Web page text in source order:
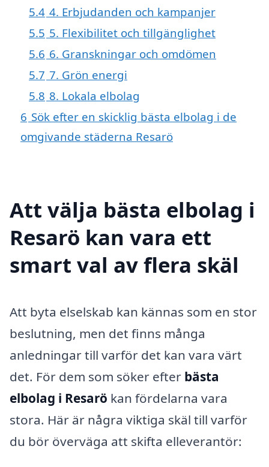
5.4 4. Erbjudanden och kampanjer
5.5 5. Flexibilitet och tillgänglighet
5.6 6. Granskningar och omdömen
5.7 7. Grön energi
5.8 8. Lokala elbolag
6 Sök efter en skicklig bästa elbolag i de
omgivande städerna Resarö
Att välja bästa elbolag i
Resarö kan vara ett
smart val av flera skäl
Att byta elselskab kan kännas som en stor
beslutning, men det finns många
anledningar till varför det kan vara värt
det. För dem som söker efter bästa
elbolag i Resarö kan fördelarna vara
stora. Här är några viktiga skäl till varför
du bör överväga att skifta elleverantör: